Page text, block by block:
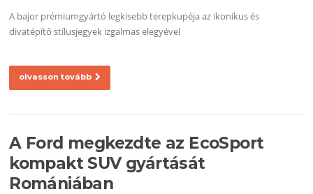
A bajor prémiumgyártó legkisebb terepkupéja az ikonikus és
divatépítő stílusjegyek izgalmas elegyével
olvasson tovább
A Ford megkezdte az EcoSport
kompakt SUV gyártását
Romániában